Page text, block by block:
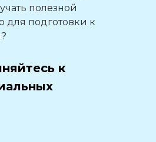
полезной
подготовки к
к